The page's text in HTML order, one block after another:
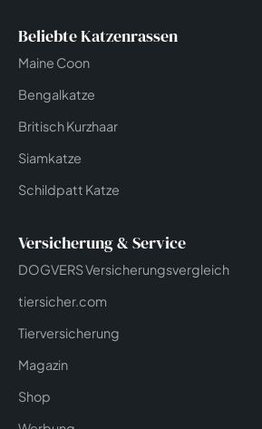
Beliebte Katzenrassen
Maine Coon
Bengalkatze
Britisch Kurzhaar
Siamkatze
Schildpatt Katze
Versicherung & Service
DOGVERS Versicherungsvergleich
tiersicher.com
Tierversicherung
Magazin
Shop